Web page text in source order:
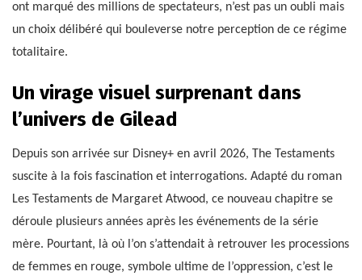
ont marqué des millions de spectateurs, n’est pas un oubli mais
un choix délibéré qui bouleverse notre perception de ce régime
totalitaire.
Un virage visuel surprenant dans
l’univers de Gilead
Depuis son arrivée sur Disney+ en avril 2026, The Testaments
suscite à la fois fascination et interrogations. Adapté du roman
Les Testaments de Margaret Atwood, ce nouveau chapitre se
déroule plusieurs années après les événements de la série
mère. Pourtant, là où l’on s’attendait à retrouver les processions
de femmes en rouge, symbole ultime de l’oppression, c’est le